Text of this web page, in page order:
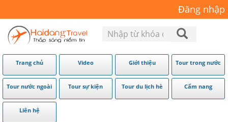
Đăng nhập
Trang chủ Video Giới thiệu Tour trong nước
Tour nước ngoài Tour sự kiện Tour du lịch hè Cẩm nang
Liên hệ